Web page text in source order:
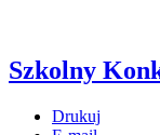
Szkolny
Drukuj